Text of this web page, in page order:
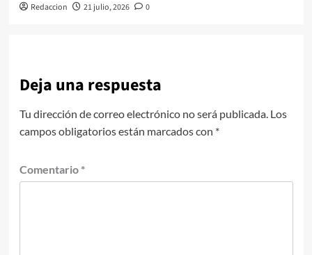
Redaccion 21 julio, 2026 0
Deja una respuesta
Tu dirección de correo electrónico no será publicada. Los
campos obligatorios están marcados con *
Comentario *